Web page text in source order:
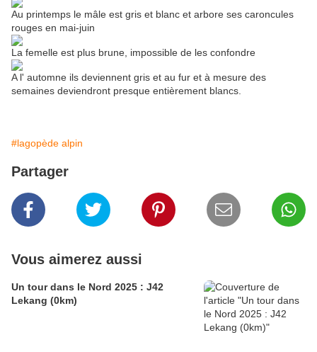
Au printemps le mâle est gris et blanc et arbore ses caroncules
rouges en mai-juin
La femelle est plus brune, impossible de les confondre
A l' automne ils deviennent gris et au fur et à mesure des
semaines deviendront presque entièrement blancs.
#lagopède alpin
Partager
Vous aimerez aussi
Un tour dans le Nord 2025 : J42
Lekang (0km)